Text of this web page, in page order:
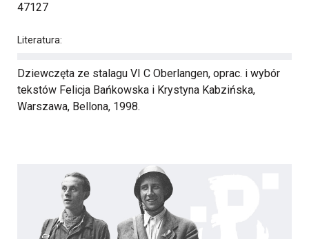
47127
Literatura:
Dziewczęta ze stalagu VI C Oberlangen, oprac. i wybór
tekstów Felicja Bańkowska i Krystyna Kabzińska,
Warszawa, Bellona, 1998.